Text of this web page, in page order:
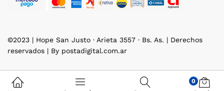
©2023 | Hope San Justo · Arieta 3557 · Bs. As. | Derechos
reservados | By postadigital.com.ar
0